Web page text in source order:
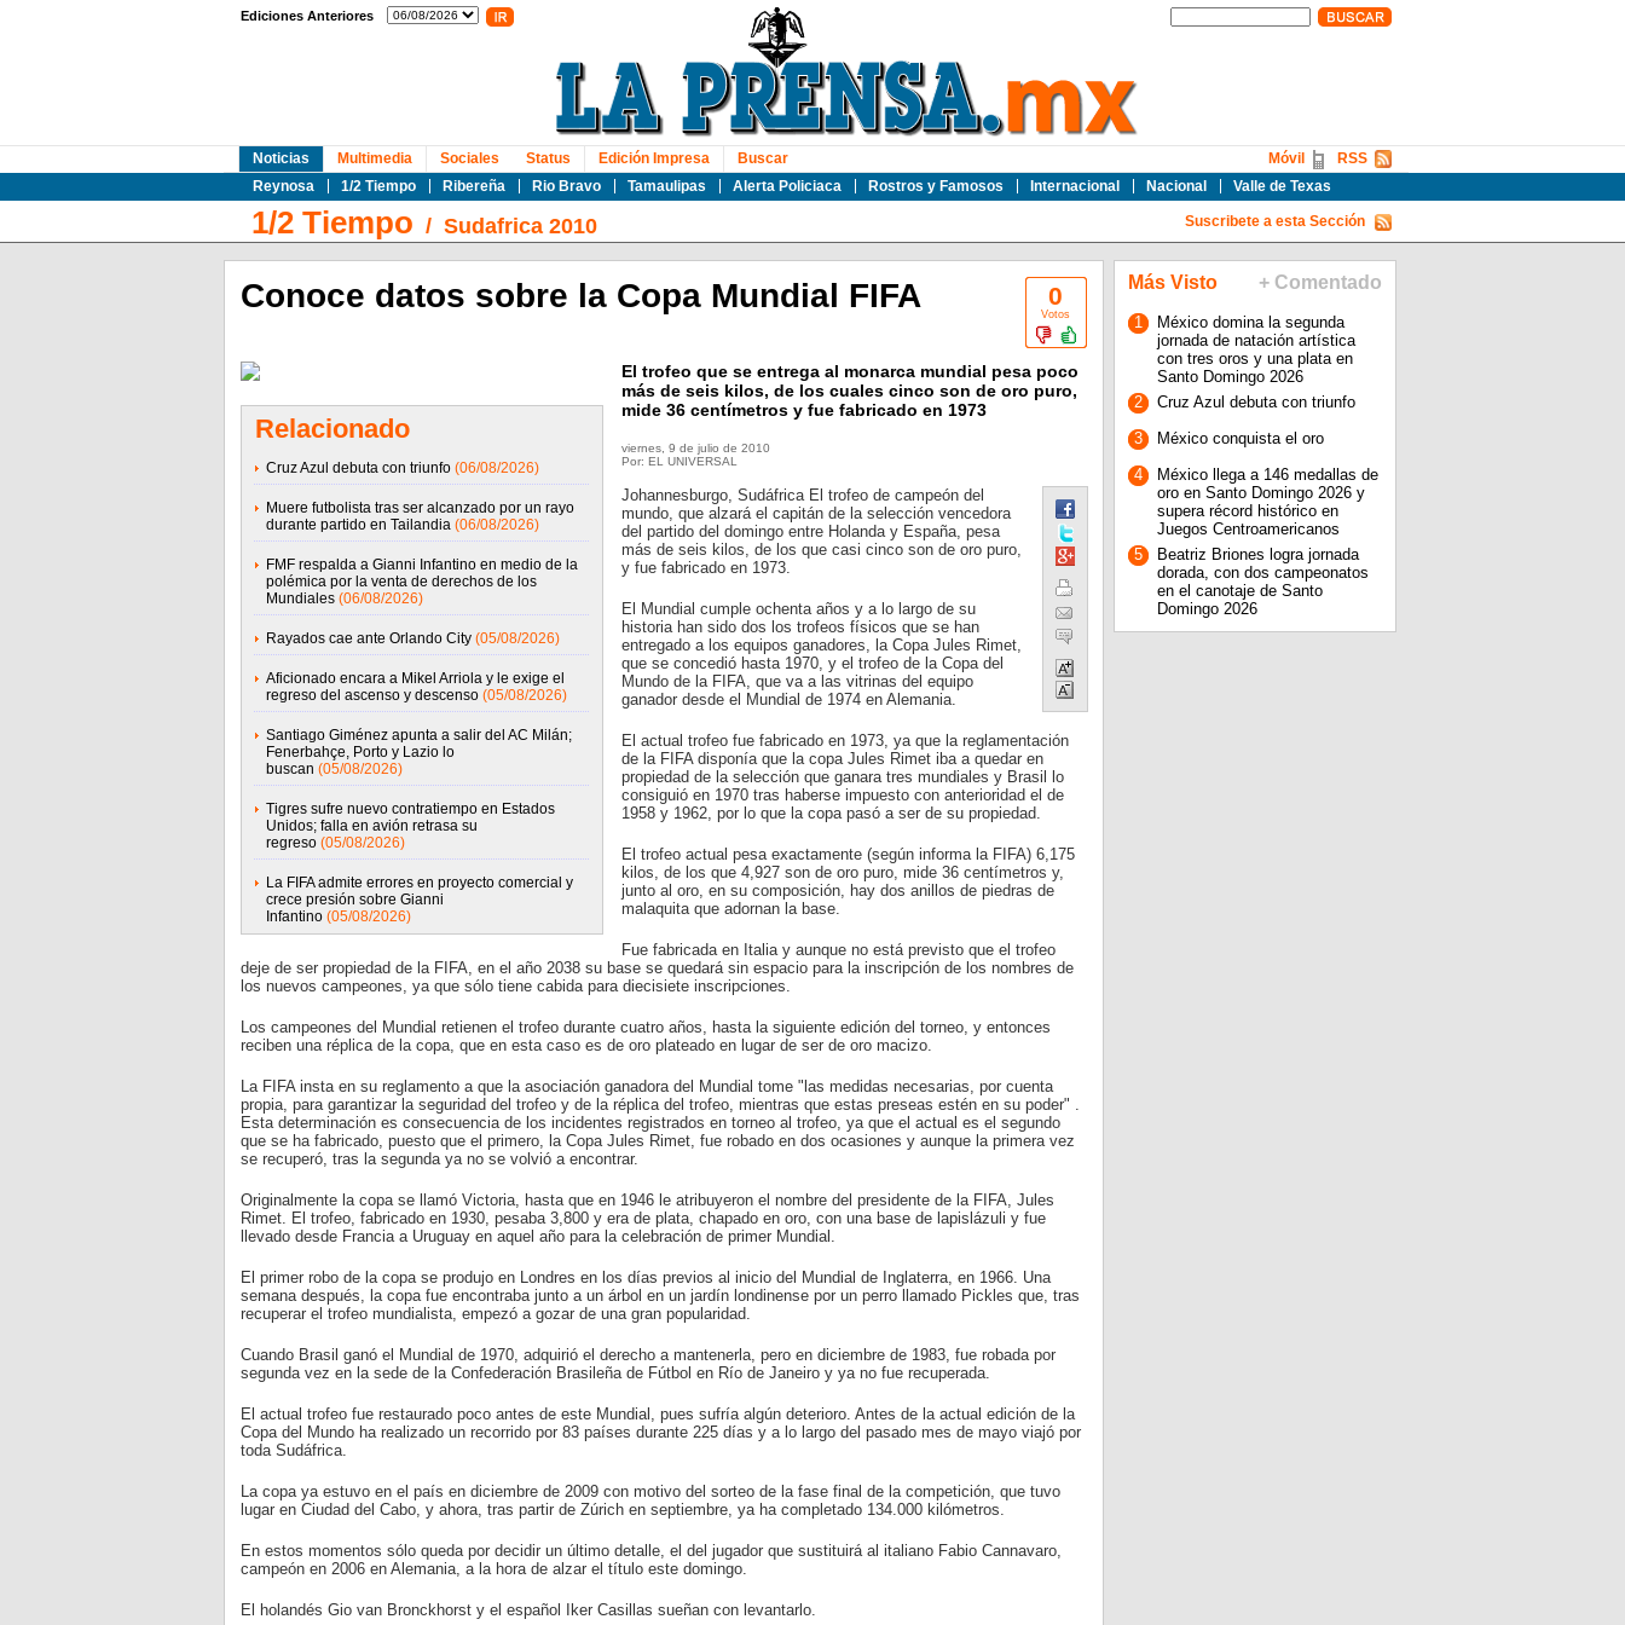
Ediciones Anteriores
Noticias
Reynosa
1/2 Tiempo Ribereña Rio Bravo Tamaulipas Alerta Policiaca Rostros y Famosos Internacional Nacional Valle de Texas
Multimedia Sociales Status Edición Impresa Buscar RSS
Móvil
1/2 Tiempo / Sudafrica 2010 Suscribete a esta Sección
0
Votos
Conoce datos sobre la Copa Mundial FIFA
Relacionado
Cruz Azul debuta con triunfo (06/08/2026)
Muere futbolista tras ser alcanzado por un rayo
durante partido en Tailandia (06/08/2026)
FMF respalda a Gianni Infantino en medio de la
polémica por la venta de derechos de los
Mundiales (06/08/2026)
Rayados cae ante Orlando City (05/08/2026)
Aficionado encara a Mikel Arriola y le exige el
regreso del ascenso y descenso (05/08/2026)
Santiago Giménez apunta a salir del AC Milán;
Fenerbahçe, Porto y Lazio lo
buscan (05/08/2026)
Tigres sufre nuevo contratiempo en Estados
Unidos; falla en avión retrasa su
regreso (05/08/2026)
La FIFA admite errores en proyecto comercial y
crece presión sobre Gianni
Infantino (05/08/2026)
El trofeo que se entrega al monarca mundial pesa poco
más de seis kilos, de los cuales cinco son de oro puro,
mide 36 centímetros y fue fabricado en 1973
viernes, 9 de julio de 2010
Por: EL UNIVERSAL
Johannesburgo, Sudáfrica El trofeo de campeón del
mundo, que alzará el capitán de la selección vencedora
del partido del domingo entre Holanda y España, pesa
más de seis kilos, de los que casi cinco son de oro puro,
y fue fabricado en 1973.
El Mundial cumple ochenta años y a lo largo de su
historia han sido dos los trofeos físicos que se han
entregado a los equipos ganadores, la Copa Jules Rimet,
que se concedió hasta 1970, y el trofeo de la Copa del
Mundo de la FIFA, que va a las vitrinas del equipo
ganador desde el Mundial de 1974 en Alemania.
El actual trofeo fue fabricado en 1973, ya que la reglamentación
de la FIFA disponía que la copa Jules Rimet iba a quedar en
propiedad de la selección que ganara tres mundiales y Brasil lo
consiguió en 1970 tras haberse impuesto con anterioridad el de
1958 y 1962, por lo que la copa pasó a ser de su propiedad.
El trofeo actual pesa exactamente (según informa la FIFA) 6,175
kilos, de los que 4,927 son de oro puro, mide 36 centímetros y,
junto al oro, en su composición, hay dos anillos de piedras de
malaquita que adornan la base.
Fue fabricada en Italia y aunque no está previsto que el trofeo
deje de ser propiedad de la FIFA, en el año 2038 su base se quedará sin espacio para la inscripción de los nombres de
los nuevos campeones, ya que sólo tiene cabida para diecisiete inscripciones.
Los campeones del Mundial retienen el trofeo durante cuatro años, hasta la siguiente edición del torneo, y entonces
reciben una réplica de la copa, que en esta caso es de oro plateado en lugar de ser de oro macizo.
La FIFA insta en su reglamento a que la asociación ganadora del Mundial tome "las medidas necesarias, por cuenta
propia, para garantizar la seguridad del trofeo y de la réplica del trofeo, mientras que estas preseas estén en su poder" .
Esta determinación es consecuencia de los incidentes registrados en torneo al trofeo, ya que el actual es el segundo
que se ha fabricado, puesto que el primero, la Copa Jules Rimet, fue robado en dos ocasiones y aunque la primera vez
se recuperó, tras la segunda ya no se volvió a encontrar.
Originalmente la copa se llamó Victoria, hasta que en 1946 le atribuyeron el nombre del presidente de la FIFA, Jules
Rimet. El trofeo, fabricado en 1930, pesaba 3,800 y era de plata, chapado en oro, con una base de lapislázuli y fue
llevado desde Francia a Uruguay en aquel año para la celebración de primer Mundial.
El primer robo de la copa se produjo en Londres en los días previos al inicio del Mundial de Inglaterra, en 1966. Una
semana después, la copa fue encontraba junto a un árbol en un jardín londinense por un perro llamado Pickles que, tras
recuperar el trofeo mundialista, empezó a gozar de una gran popularidad.
Cuando Brasil ganó el Mundial de 1970, adquirió el derecho a mantenerla, pero en diciembre de 1983, fue robada por
segunda vez en la sede de la Confederación Brasileña de Fútbol en Río de Janeiro y ya no fue recuperada.
El actual trofeo fue restaurado poco antes de este Mundial, pues sufría algún deterioro. Antes de la actual edición de la
Copa del Mundo ha realizado un recorrido por 83 países durante 225 días y a lo largo del pasado mes de mayo viajó por
toda Sudáfrica.
La copa ya estuvo en el país en diciembre de 2009 con motivo del sorteo de la fase final de la competición, que tuvo
lugar en Ciudad del Cabo, y ahora, tras partir de Zúrich en septiembre, ya ha completado 134.000 kilómetros.
En estos momentos sólo queda por decidir un último detalle, el del jugador que sustituirá al italiano Fabio Cannavaro,
campeón en 2006 en Alemania, a la hora de alzar el título este domingo.
El holandés Gio van Bronckhorst y el español Iker Casillas sueñan con levantarlo.
Más Visto + Comentado
1
México domina la segunda
jornada de natación artística
con tres oros y una plata en
Santo Domingo 2026
2
Cruz Azul debuta con triunfo
3
México conquista el oro
4
México llega a 146 medallas de
oro en Santo Domingo 2026 y
supera récord histórico en
Juegos Centroamericanos
5
Beatriz Briones logra jornada
dorada, con dos campeonatos
en el canotaje de Santo
Domingo 2026